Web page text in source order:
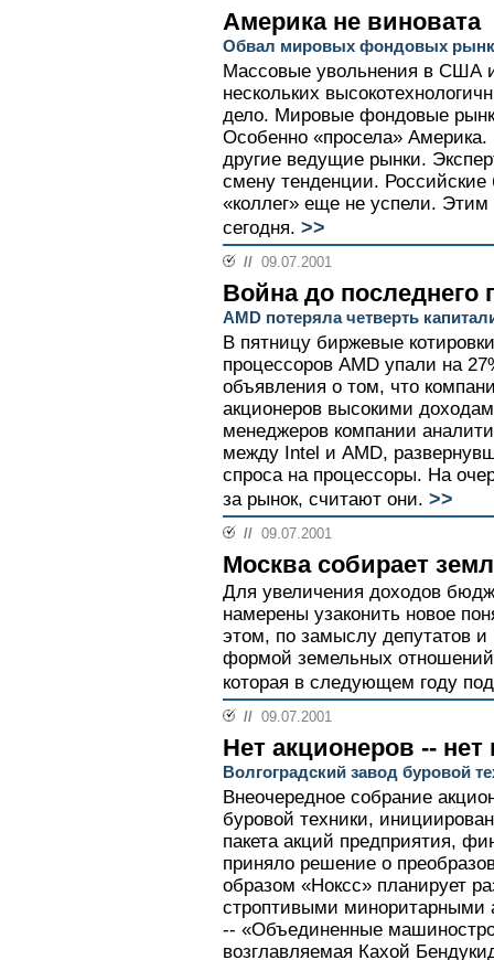
Америка не виновата
Обвал мировых фондовых
Массовые увольнения в США
нескольких
дело. Мировые фондовые
Особенно «просела»
другие ведущие рынки.
смену тенденции.
«коллег» еще не успели. Этим
сегодня. >>
// 09.07.2001
Война до последнего
AMD потеряла четверть
В пятницу биржевые
процессоров AMD упали на
объявления о том, что
акционеров высокими
менеджеров компании
между Intel и AMD,
спроса на процессоры. На
за рынок, считают они. >>
// 09.07.2001
Москва собирает
Для увеличения доходов
намерены узаконить новое
этом, по замыслу депутатов
формой земельных отношений
которая в следующем году
// 09.07.2001
Нет акционеров --
Волгоградский завод буровой
Внеочередное собрание
буровой техники,
пакета акций предприятия,
приняло решение о
образом «Ноксс» планирует
строптивыми миноритарными
-- «Объединенные
возглавляемая Кахой